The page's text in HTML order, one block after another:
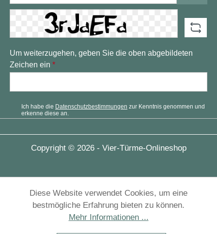
Um weiterzugehen, geben Sie die oben abgebildeten
Zeichen ein *
Ich habe die Datenschutzbestimmungen zur Kenntnis genommen und
erkenne diese an.
Copyright © 2026 - Vier-Türme-Onlineshop
Diese Website verwendet Cookies, um eine
bestmögliche Erfahrung bieten zu können.
Mehr Informationen ...